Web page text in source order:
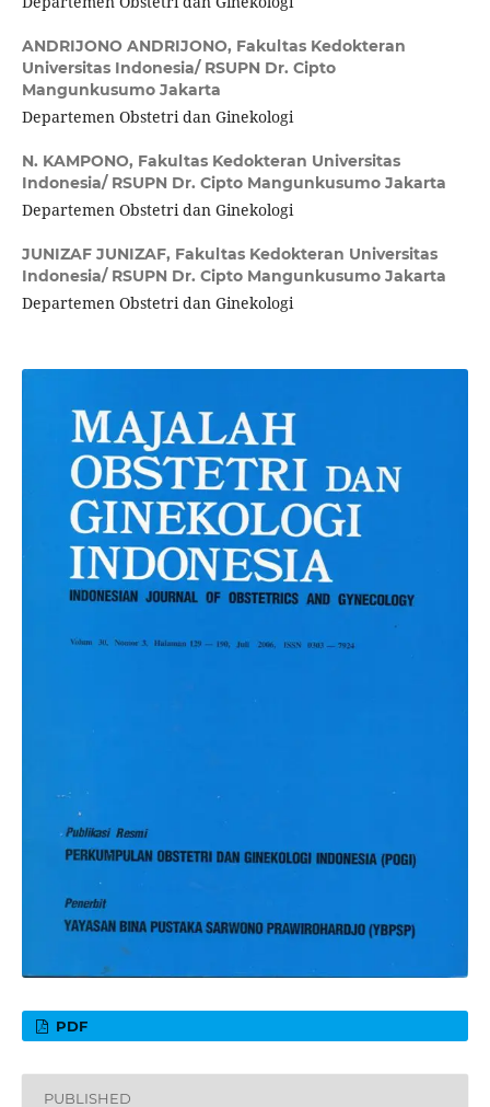
ANDRIJONO ANDRIJONO, Fakultas Kedokteran
Universitas Indonesia/ RSUPN Dr. Cipto
Mangunkusumo Jakarta
Departemen Obstetri dan Ginekologi
N. KAMPONO, Fakultas Kedokteran Universitas
Indonesia/ RSUPN Dr. Cipto Mangunkusumo Jakarta
Departemen Obstetri dan Ginekologi
JUNIZAF JUNIZAF, Fakultas Kedokteran Universitas
Indonesia/ RSUPN Dr. Cipto Mangunkusumo Jakarta
Departemen Obstetri dan Ginekologi
PDF
PUBLISHED